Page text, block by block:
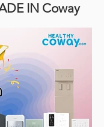
IN Coway